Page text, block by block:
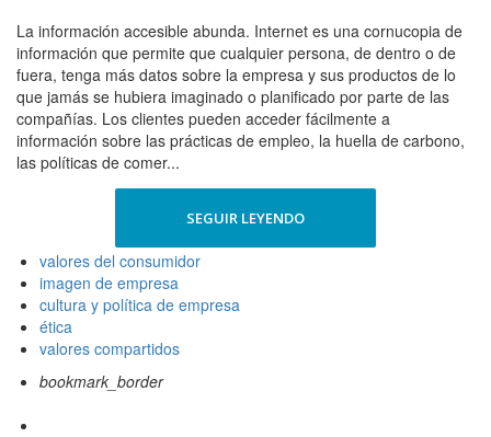
La información accesible abunda. Internet es una cornucopia de
información que permite que cualquier persona, de dentro o de
fuera, tenga más datos sobre la empresa y sus productos de lo
que jamás se hubiera imaginado o planificado por parte de las
compañías. Los clientes pueden acceder fácilmente a
información sobre las prácticas de empleo, la huella de carbono,
las políticas de comer...
SEGUIR LEYENDO
valores del consumidor
imagen de empresa
cultura y política de empresa
ética
valores compartidos
bookmark_border